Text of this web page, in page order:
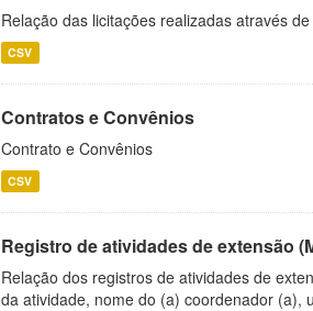
Relação das licitações realizadas através
CSV
Contratos e Convênios
Contrato e Convênios
CSV
Registro de atividades de extensão
Relação dos registros de atividades de
da atividade, nome do (a) coordenador (a),